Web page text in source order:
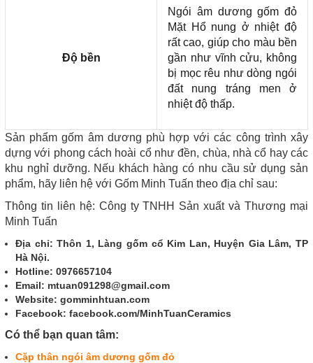
Độ bền
Ngói âm dương gốm đỏ
Mặt Hổ nung ở nhiệt độ
rất cao, giúp cho màu bền
gần như vĩnh cửu, không
bị mọc rêu như dòng ngói
đất nung tráng men ở
nhiệt độ thấp.
Sản phẩm gốm âm dương phù hợp với các công trình xây
dựng với phong cách hoài cổ như đền, chùa, nhà cổ hay các
khu nghỉ dưỡng. Nếu khách hàng có nhu cầu sử dụng sản
phẩm, hãy liên hệ với Gốm Minh Tuấn theo địa chỉ sau:
Thông tin liên hệ: Công ty TNHH Sản xuất và Thương mại
Minh Tuấn
Địa chỉ: Thôn 1, Làng gốm cổ Kim Lan, Huyện Gia Lâm, TP
Hà Nội.
Hotline: 0976657104
Email: mtuan091298@gmail.com
Website: gomminhtuan.com
Facebook: facebook.com/MinhTuanCeramics
Có thể bạn quan tâm:
Cặp thân ngói âm dương gốm đỏ